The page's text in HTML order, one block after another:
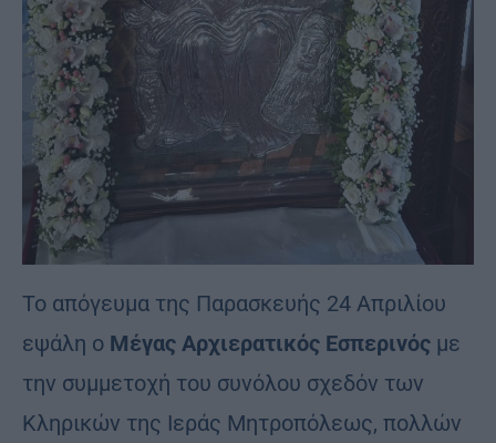
Το απόγευμα της Παρασκευής 24 Απριλίου
εψάλη ο Μέγας Αρχιερατικός Εσπερινός με
την συμμετοχή του συνόλου σχεδόν των
Κληρικών της Ιεράς Μητροπόλεως, πολλών